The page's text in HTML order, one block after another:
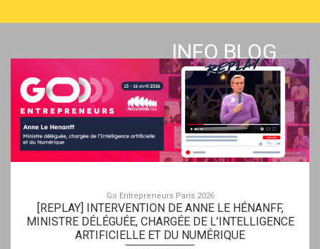
INFO BLOG
Go Entrepreneurs Paris 2026
[REPLAY] INTERVENTION DE ANNE LE HÉNANFF,
MINISTRE DÉLÉGUÉE, CHARGÉE DE L’INTELLIGENCE
ARTIFICIELLE ET DU NUMÉRIQUE